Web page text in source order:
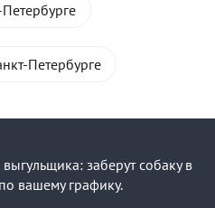
Петербурге
заберут собаку в
вашему графику.